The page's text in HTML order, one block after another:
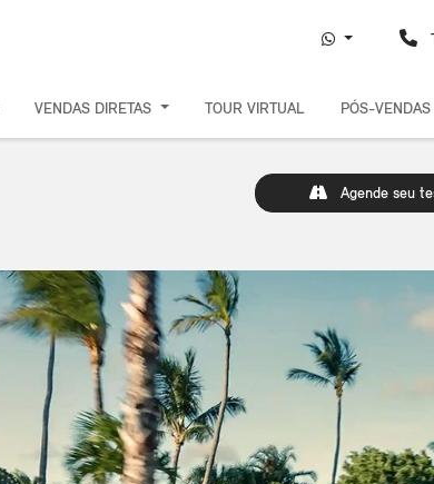
VENDAS DIRETAS TOUR VIRTUAL PÓS-VENDAS
Agende seu